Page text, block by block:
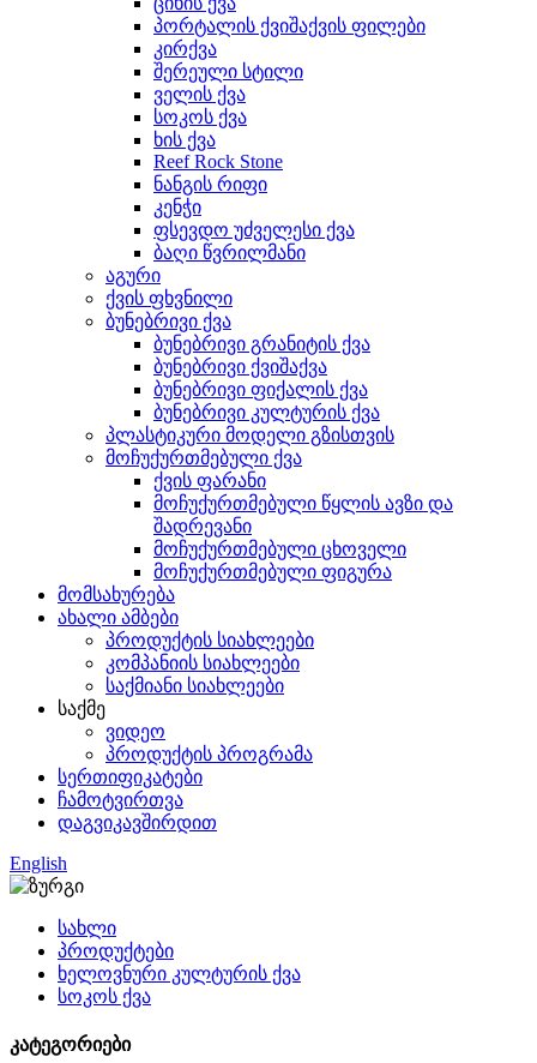
პორტალის ქვიშაქვის ფილები
კირქვა
შერეული სტილი
ველის ქვა
სოკოს ქვა
ხის ქვა
Reef Rock Stone
ნანგის რიფი
კენჭი
ფსევდო უძველესი ქვა
ბაღი წვრილმანი
აგური
ქვის ფხვნილი
ბუნებრივი ქვა
ბუნებრივი გრანიტის ქვა
ბუნებრივი ქვიშაქვა
ბუნებრივი ფიქალის ქვა
ბუნებრივი კულტურის ქვა
პლასტიკური მოდელი გზისთვის
მოჩუქურთმებული ქვა
ქვის ფარანი
მოჩუქურთმებული წყლის ავზი და
შადრევანი
მოჩუქურთმებული ცხოველი
მოჩუქურთმებული ფიგურა
მომსახურება
ახალი ამბები
პროდუქტის სიახლეები
კომპანიის სიახლეები
საქმიანი სიახლეები
საქმე
ვიდეო
პროდუქტის პროგრამა
სერთიფიკატები
ჩამოტვირთვა
დაგვიკავშირდით
English
სახლი
პროდუქტები
ხელოვნური კულტურის ქვა
სოკოს ქვა
კატეგორიები